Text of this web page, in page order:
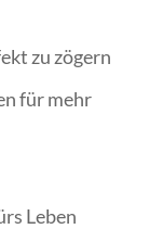
zu zögern
für mehr
Leben